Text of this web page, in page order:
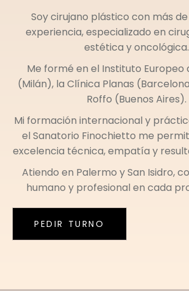
Soy cirujano plástico con más
experiencia, especializado en
estética y oncológica.
Me formé en el Instituto Europeo
(Milán), la Clínica Planas
Roffo (Buenos Aires).
Mi formación internacional y
el Sanatorio Finochietto me
excelencia técnica, empatía y
Atiendo en Palermo ySan Isidro,
humano y profesional en cada
PEDIR TURNO